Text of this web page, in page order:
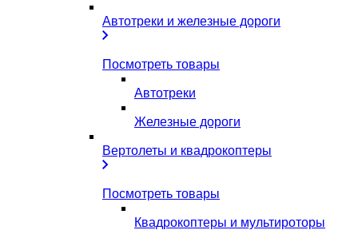
Автотреки и железные дороги
Посмотреть товары
Автотреки
Железные дороги
Вертолеты и квадрокоптеры
Посмотреть товары
Квадрокоптеры и мультироторы